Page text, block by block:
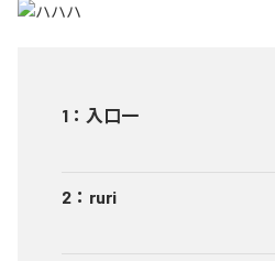
1 ： 入口一
2 ： ruri